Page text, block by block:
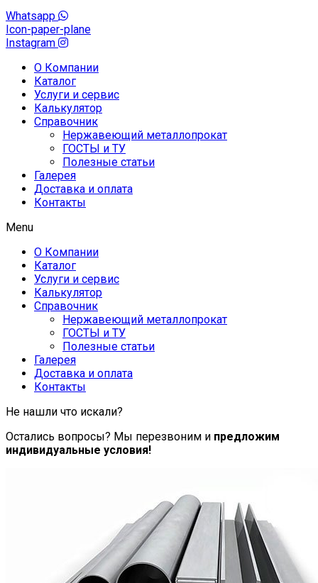
Whatsapp
Icon-paper-plane
Instagram
О Компании
Каталог
Услуги и сервис
Калькулятор
Справочник
Нержавеющий металлопрокат
ГОСТЫ и ТУ
Полезные статьи
Галерея
Доставка и оплата
Контакты
Menu
О Компании
Каталог
Услуги и сервис
Калькулятор
Справочник
Нержавеющий металлопрокат
ГОСТЫ и ТУ
Полезные статьи
Галерея
Доставка и оплата
Контакты
Не нашли что искали?
Остались вопросы? Мы перезвоним и предложим
индивидуальные условия!